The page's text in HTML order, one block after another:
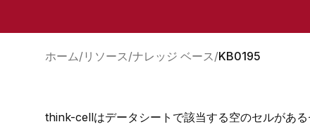
ホーム リソース ナレッジ ベース KB0195
think-cellはデータシートで該当する空のセルがあ